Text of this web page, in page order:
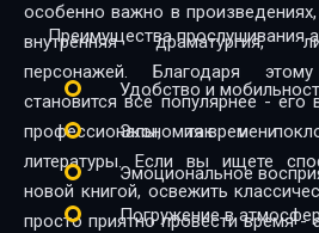
особенно важно в
внутренняя драматургия,
персонажей. Благодаря
становится всё популярнее -
профессионалы, так и
литературы. Если вы ищете способ познакомиться с
новой книгой, освежить
просто приятно провести время -
Преимущества прослушивания
Удобство и
Экономия времени
Эмоциональное
Погружение в